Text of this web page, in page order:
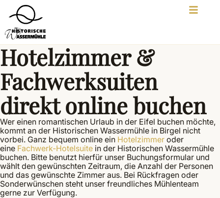
Hotelzimmer &
Fachwerksuiten
direkt online buchen
Wer einen romantischen Urlaub in der Eifel buchen möchte,
kommt an der Historischen Wassermühle in Birgel nicht
vorbei. Ganz bequem online ein Hotelzimmer oder
eine Fachwerk-Hotelsuite in der Historischen Wassermühle
buchen. Bitte benutzt hierfür unser Buchungsformular und
wählt den gewünschten Zeitraum, die Anzahl der Personen
und das gewünschte Zimmer aus. Bei Rückfragen oder
Sonderwünschen steht unser freundliches Mühlenteam
gerne zur Verfügung.